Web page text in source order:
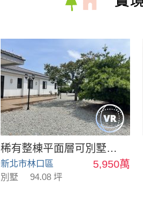
稀有整棟平面層可別墅可會館
新北市林口區 5,950萬
別墅 94.08 坪